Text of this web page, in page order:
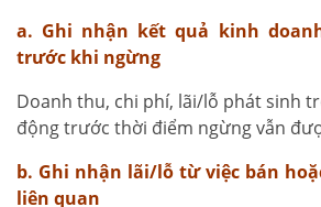
a. Ghi nhận kết quả kinh
trước khi ngừng
Doanh thu, chi phí, lãi/lỗ phát sinh
động trước thời điểm ngừng vẫn
b. Ghi nhận lãi/lỗ từ việc bán
liên quan